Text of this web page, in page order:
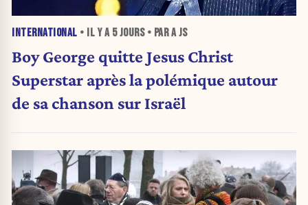
INTERNATIONAL • IL Y A 5 JOURS• PAR A JS
Boy George quitte Jesus Christ
Superstar après la polémique autour
de sa chanson sur Israël